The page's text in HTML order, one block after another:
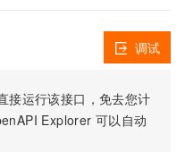
接运行该接口，免去您计
Explorer 可以自动
调试